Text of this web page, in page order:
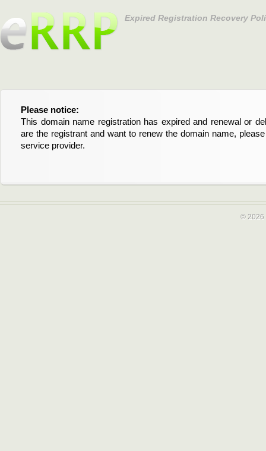
Expired Registration Recovery
Please notice:
This domain name registration has expired and renewal or
are the registrant and want to renew the domain name,
service provider.
Bitte beachten Sie:
Diese Domainregistrierung ist abgelaufen und die
Domain stehen an. Wenn Sie der Registrant sind und
verlängern möchten, kontaktieren Sie bitte Ihren Service-
© 2026